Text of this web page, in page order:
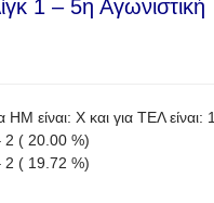
1 – 5η Αγωνιστική
είναι: X και για ΤΕΛ είναι: 1
2 ( 20.00 %)
2 ( 19.72 %)